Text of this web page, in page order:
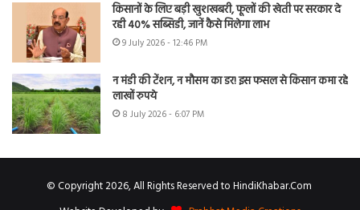
किसानों के लिए बड़ी खुशखबरी, फूलों की खेती पर सरकार दे
रही 40% सब्सिडी, जानें कैसे मिलेगा लाभ
9 July 2026 - 12:46 PM
न मंडी की टेंशन, न मौसम का डर! इस फसल से किसान कमा रहे
लाखों रुपये
8 July 2026 - 6:07 PM
© Copyright 2026, All Rights Reserved to HindiKhabar.Com